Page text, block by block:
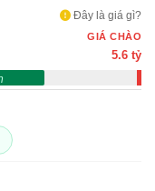
Đây là giá gì?
GIÁ CHÀO
5.6 tỷ